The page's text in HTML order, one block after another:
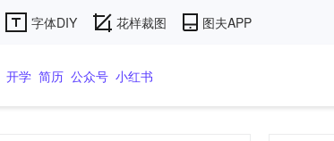
字体DIY 花样裁图 图夫APP
开学 简历 公众号 小红书